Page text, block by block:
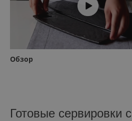
Обзор
Готовые сервировки с